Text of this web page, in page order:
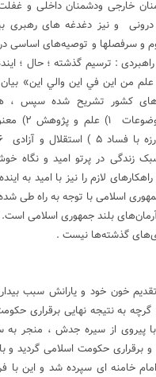
خارجی ودشمنان داخلی و
و نیز دغدغه های رهبری
و سرفصلها و توصیه‌های اساسی در
: ترسیم گذشته ؛ حال ؛
علم من اين في اين والي اين»
کشور تشریح شده سپس
با دشمن ۷) سبک زندگی در پرتو امید و
لازم را نیز با امید به
اسلامی با توجه به راه طی
بلند جمهوری اسلامی است.
گذشته‌ها نیست .
خون خود و یارانش سبب
به نتیجه نهایی برقراری
پیروی از سیره جدش ، منجر به
برقراری حکومت اسلامی گردید و
خامنه ای سپرده شد و این با